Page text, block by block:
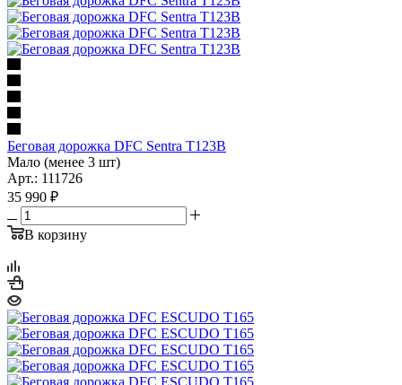
Беговая дорожка DFC Sentra T123B
Мало (менее 3 шт)
Арт.: 111726
35 990 ₽
В корзину